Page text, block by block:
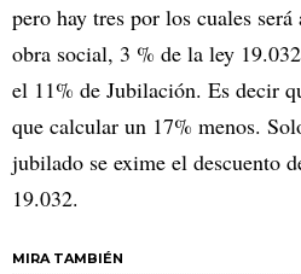
pero hay tres por los cuales
obra social, 3 % de la ley
el 11% de Jubilación. Es decir
que calcular un 17% menos.
jubilado se exime el descuento
19.032.
MIRA TAMBIÉN